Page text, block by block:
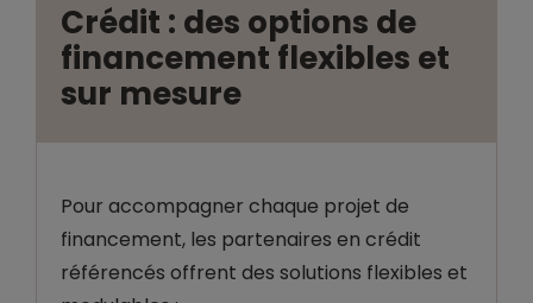
Crédit : des options de
financement flexibles et
sur mesure
Pour accompagner chaque projet de
financement, les partenaires en crédit
référencés offrent des solutions flexibles et